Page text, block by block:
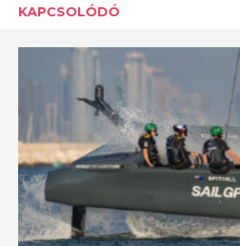
KAPCSOLÓDÓ